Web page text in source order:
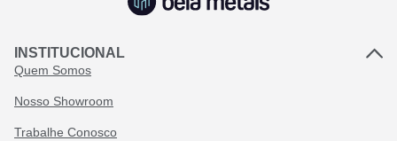
INSTITUCIONAL
Quem Somos
Nosso Showroom
Trabalhe Conosco